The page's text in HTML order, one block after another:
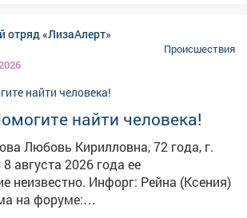
изучала его идеологию, а также
деньги на счета одного из
по делу. Фото:
отряд «ЛизаАлерт»
Происшествия
найти человека!
Любовь Кирилловна, 72 года, г.
Инфорг: Рейна (Ксения)